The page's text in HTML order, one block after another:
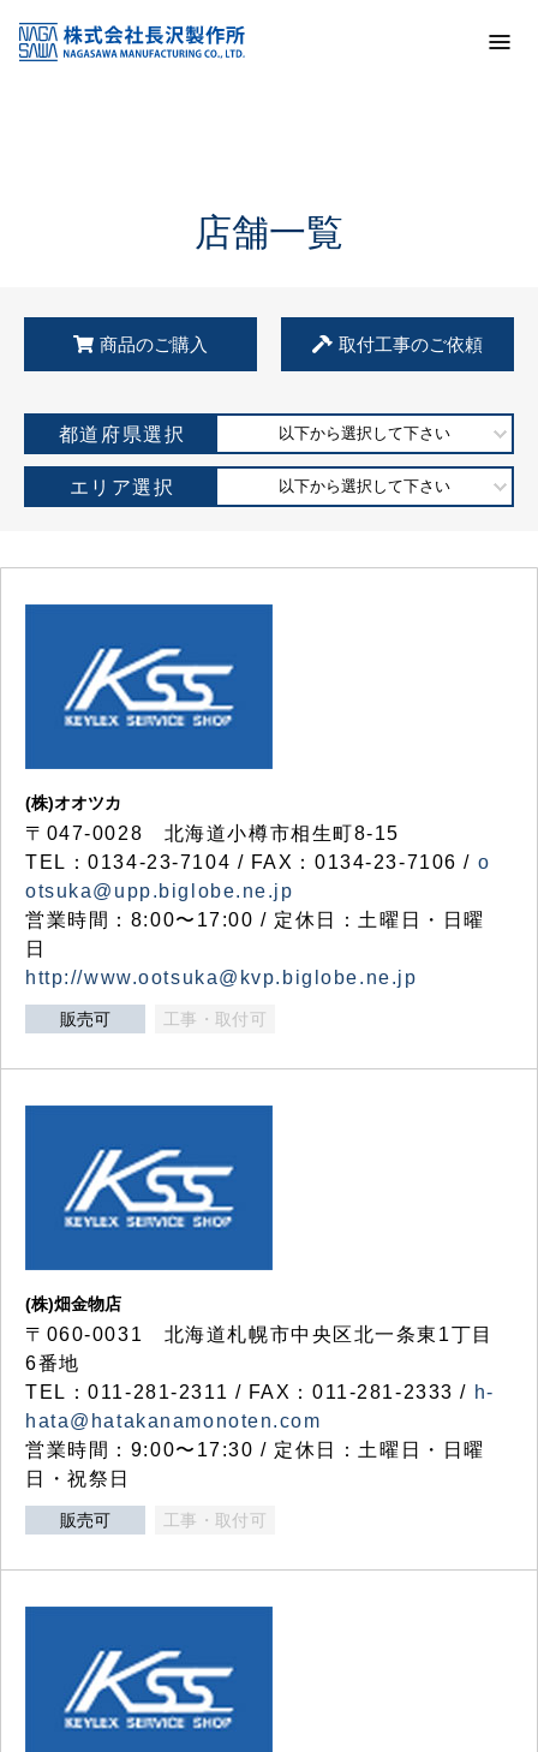
KSS加盟店・取扱店情報
店舗一覧
店舗一覧
商品のご購入 取付工事のご依頼
都道府県選択 以下から選択して下さい
エリア選択 以下から選択して下さい
(株)オオツカ
〒047-0028 北海道小樽市相生町8-15
TEL：0134-23-7104 / FAX：0134-23-7106 / o
otsuka@upp.biglobe.ne.jp
営業時間：8:00〜17:00 / 定休日：土曜日・日曜
日
http://www.ootsuka@kvp.biglobe.ne.jp
販売可 工事・取付可
(株)畑金物店
〒060-0031 北海道札幌市中央区北一条東1丁目
6番地
TEL：011-281-2311 / FAX：011-281-2333 / h-
hata@hatakanamonoten.com
営業時間：9:00〜17:30 / 定休日：土曜日・日曜
日・祝祭日
販売可 工事・取付可